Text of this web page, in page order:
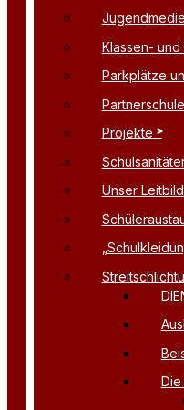
Klassen- und
Parkplätze
Projekte
Unser Leitbild
Die